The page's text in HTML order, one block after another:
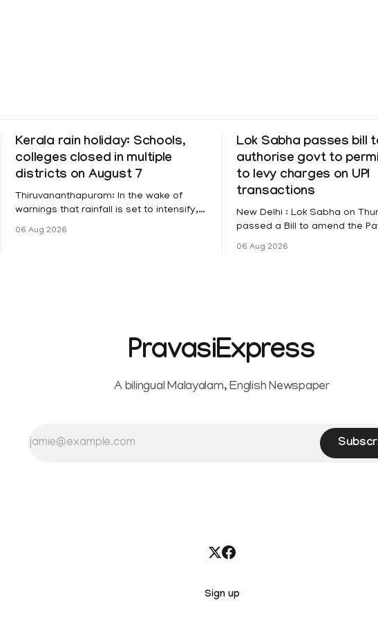
Kerala rain holiday: Schools,
colleges closed in multiple
districts on August 7
Thiruvananthapuram: In the wake of
warnings that rainfall is set to intensify,
Friday for educational institutions across
06 Aug 2026
Lok Sabha passes bill
authorise govt to
to levy charges on UPI
transactions
New Delhi : Lok Sabha on
passed a Bill to amend the
authorises the government to
06 Aug 2026
PravasiExpress
A bilingual Malayalam, English Newspaper
Sign up